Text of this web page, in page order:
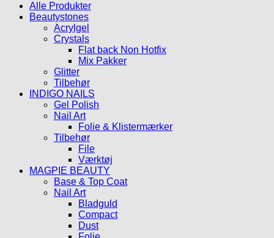
Alle Produkter
Beautystones
Acrylgel
Crystals
Flat back Non Hotfix
Mix Pakker
Glitter
Tilbehør
INDIGO NAILS
Gel Polish
Nail Art
Folie & Klistermærker
Tilbehør
File
Værktøj
MAGPIE BEAUTY
Base & Top Coat
Nail Art
Bladguld
Compact
Dust